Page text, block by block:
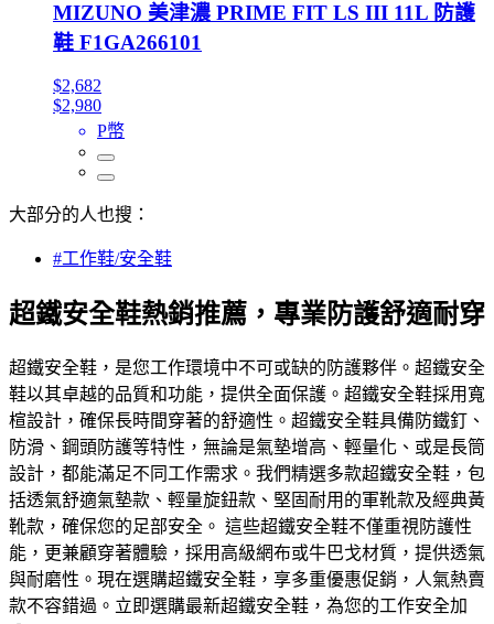
MIZUNO 美津濃 PRIME FIT LS III 11L 防護
鞋 F1GA266101
$2,682
$2,980
P幣
大部分的人也搜：
#工作鞋/安全鞋
超鐵安全鞋熱銷推薦，專業防護舒適耐穿
超鐵安全鞋，是您工作環境中不可或缺的防護夥伴。超鐵安全
鞋以其卓越的品質和功能，提供全面保護。超鐵安全鞋採用寬
楦設計，確保長時間穿著的舒適性。超鐵安全鞋具備防鐵釘、
防滑、鋼頭防護等特性，無論是氣墊增高、輕量化、或是長筒
設計，都能滿足不同工作需求。我們精選多款超鐵安全鞋，包
括透氣舒適氣墊款、輕量旋鈕款、堅固耐用的軍靴款及經典黃
靴款，確保您的足部安全。 這些超鐵安全鞋不僅重視防護性
能，更兼顧穿著體驗，採用高級網布或牛巴戈材質，提供透氣
與耐磨性。現在選購超鐵安全鞋，享多重優惠促銷，人氣熱賣
款不容錯過。立即選購最新超鐵安全鞋，為您的工作安全加